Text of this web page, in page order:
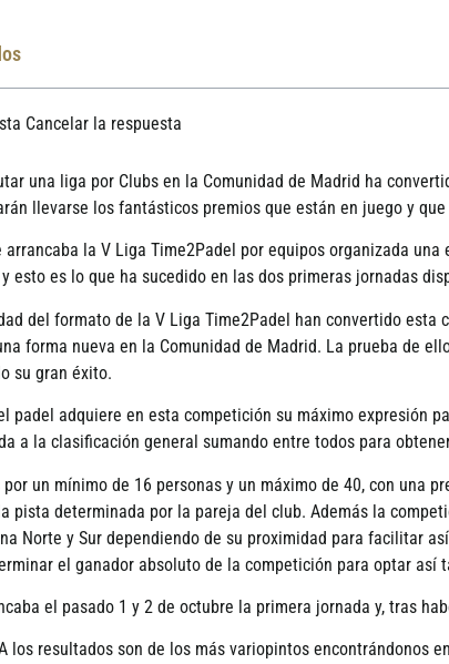
Cancelar la respuesta
una liga por Clubs en la Comunidad de Madrid ha
llevarse los fantásticos premios que están en juego y
arrancaba la V Liga Time2Padel por equipos organizada
esto es lo que ha sucedido en las dos primeras jornadas
del formato de la V Liga Time2Padel han convertido
forma nueva en la Comunidad de Madrid. La prueba de
su gran éxito.
padel adquiere en esta competición su máximo expresión
a la clasificación general sumando entre todos para
un mí­nimo de 16 personas y un máximo de 40, con una
pista determinada por la pareja del club. Además la
Norte y Sur dependiendo de su proximidad para facilitar
el ganador absoluto de la competición para optar así­
el pasado 1 y 2 de octubre la primera jornada y, tras
los resultados son de los más variopintos encontrándonos